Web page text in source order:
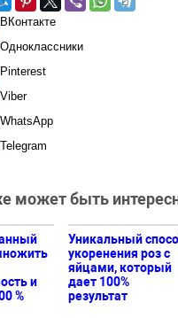
ВКонтакте
Одноклассники
Pinterest
Viber
WhatsApp
Telegram
может быть
и
%
Уникальный
укоренения роз с
яйцами, который
дает 100%
результат